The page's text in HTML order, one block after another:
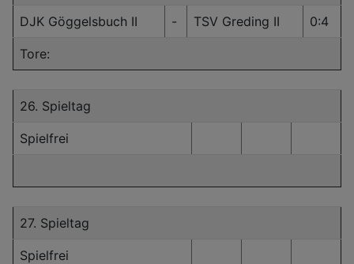
DJK Göggelsbuch II - TSV Greding II 0:4
Tore:
26. Spieltag
Spielfrei
27. Spieltag
Spielfrei